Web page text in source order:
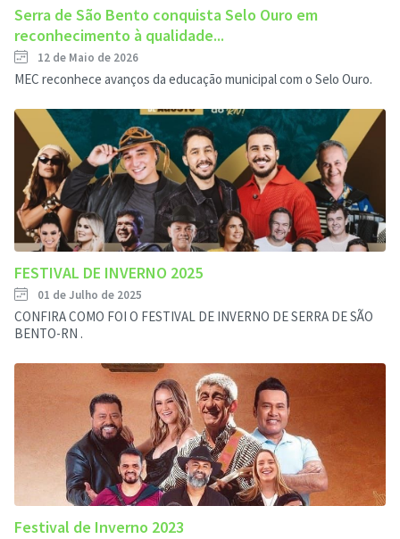
Serra de São Bento conquista Selo Ouro em
reconhecimento à qualidade...
12 de Maio de 2026
MEC reconhece avanços da educação municipal com o Selo Ouro.
FESTIVAL DE INVERNO 2025
01 de Julho de 2025
CONFIRA COMO FOI O FESTIVAL DE INVERNO DE SERRA DE SÃO
BENTO-RN .
Festival de Inverno 2023